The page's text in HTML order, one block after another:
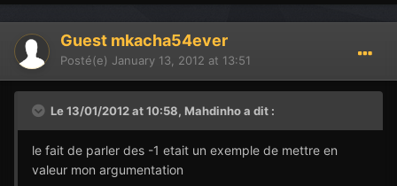
Guest mkacha54ever
Posté(e) January 13, 2012 at 13:51
Le 13/01/2012 at 10:58, Mahdinho a dit :
le fait de parler des -1 etait un exemple de mettre en
valeur mon argumentation